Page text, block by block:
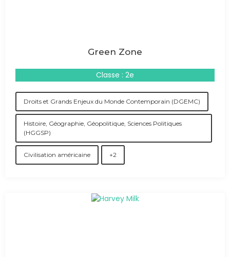
Green Zone
Classe : 2e
Droits et Grands Enjeux du Monde Contemporain (DGEMC)
Histoire, Géographie, Géopolitique, Sciences Politiques
(HGGSP)
Civilisation américaine +2